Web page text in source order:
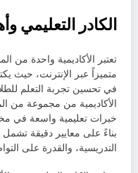
الكادر التعليمي
تعتبر الأكاديمية واحدة من
متميزاً عبر الإنترنت، حيث
في تحسين تجربة التعلم
الأكاديمية من مجموعة من
خبرات تعليمية واسعة في
بناءً على معايير دقيقة تشمل
التدريسية، والقدرة على